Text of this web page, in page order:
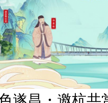
昌・邀杭共